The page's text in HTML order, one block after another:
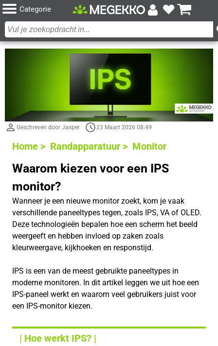
Categorie
Geschreven door Jasper 23 Maart 2026 08:49
Home > Randapparatuur > Monitor
Waarom kiezen voor een IPS
monitor?
Wanneer je een nieuwe monitor zoekt, kom je vaak
verschillende paneeltypes tegen, zoals IPS, VA of OLED.
Deze technologieën bepalen hoe een scherm het beeld
weergeeft en hebben invloed op zaken zoals
kleurweergave, kijkhoeken en responstijd.
IPS is een van de meest gebruikte paneeltypes in
moderne monitoren. In dit artikel leggen we uit hoe een
IPS-paneel werkt en waarom veel gebruikers juist voor
een IPS-monitor kiezen.
| Hoe werkt IPS? |